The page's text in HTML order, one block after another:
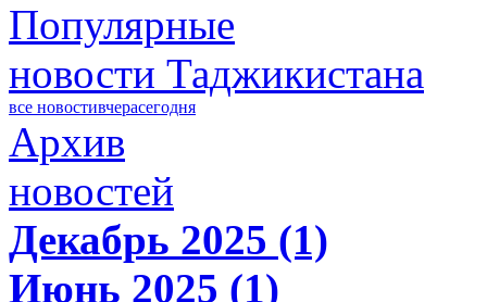
Популярные
новости Таджикистана
все новостивчерасегодня
Архив
новостей
Декабрь 2025 (1)
Июнь 2025 (1)